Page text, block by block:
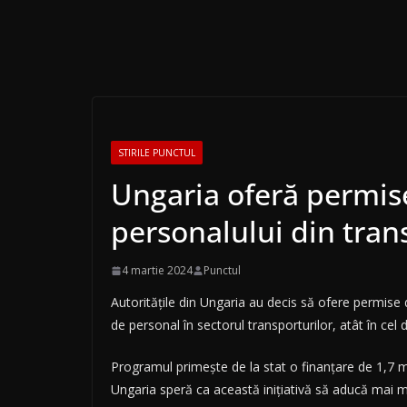
STIRILE PUNCTUL
Ungaria oferă
personalului din
4 martie 2024 Punctul
Autoritățile din Ungaria au decis să ofere
de personal în sectorul transporturilor, atât în cel
Programul primește de la stat o finanțare de 1,7
Ungaria speră ca această inițiativă să aducă mai